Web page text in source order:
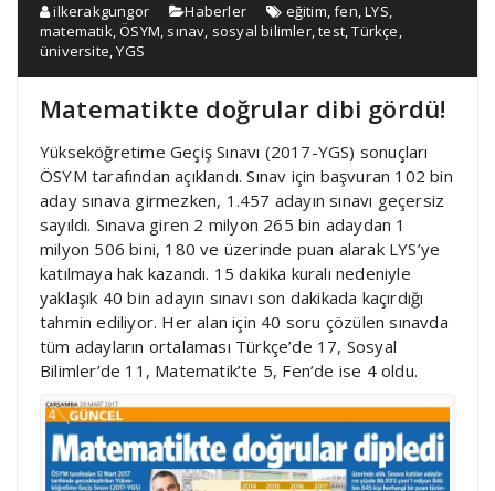
ilkerakgungor Haberler eğitim,fen,LYS,
matematik,ÖSYM, sınav, sosyal bilimler,test,Türkçe,
üniversite,YGS
Matematikte doğrular dibi gördü!
Yükseköğretime Geçiş Sınavı (2017-YGS) sonuçları
ÖSYM tarafından açıklandı. Sınav için başvuran 102 bin
aday sınava girmezken, 1.457 adayın sınavı geçersiz
sayıldı. Sınava giren 2 milyon 265 bin adaydan 1
milyon 506 bini, 180 ve üzerinde puan alarak LYS’ye
katılmaya hak kazandı. 15 dakika kuralı nedeniyle
yaklaşık 40 bin adayın sınavı son dakikada kaçırdığı
tahmin ediliyor. Her alan için 40 soru çözülen sınavda
tüm adayların ortalaması Türkçe’de 17, Sosyal
Bilimler’de 11, Matematik’te 5, Fen’de ise 4 oldu.